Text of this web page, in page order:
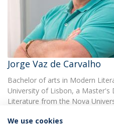
Jorge Vaz de Carvalho
Bachelor of arts in Modern
University of Lisbon, a Master's
Literature from the Nova
We use cookies